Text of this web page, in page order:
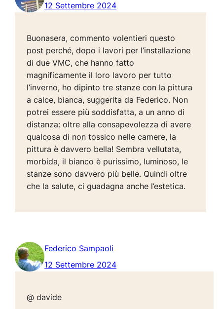
12 Settembre 2024
Buonasera, commento volentieri questo
post perché, dopo i lavori per l’installazione
di due VMC, che hanno fatto
magnificamente il loro lavoro per tutto
l’inverno, ho dipinto tre stanze con la pittura
a calce, bianca, suggerita da Federico. Non
potrei essere più soddisfatta, a un anno di
distanza: oltre alla consapevolezza di avere
qualcosa di non tossico nelle camere, la
pittura è davvero bella! Sembra vellutata,
morbida, il bianco è purissimo, luminoso, le
stanze sono davvero più belle. Quindi oltre
che la salute, ci guadagna anche l’estetica.
Federico Sampaoli
12 Settembre 2024
@ davide